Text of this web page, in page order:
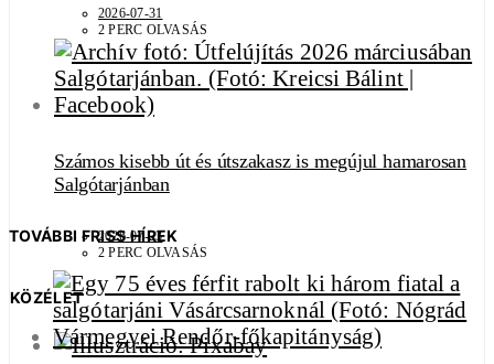
2026-07-31
2 PERC OLVASÁS
Számos kisebb út és útszakasz is megújul hamarosan
Salgótarjánban
2026-07-23
2 PERC OLVASÁS
KÖZÉLET
TOVÁBBI FRISS HÍREK